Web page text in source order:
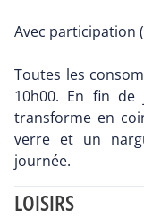
Avec participation
Toutes les
10h00. En fin de
transforme en
verre et un
journée.
LOISIRS